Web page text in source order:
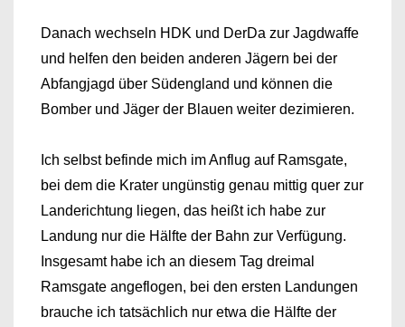
Danach wechseln HDK und DerDa zur Jagdwaffe
und helfen den beiden anderen Jägern bei der
Abfangjagd über Südengland und können die
Bomber und Jäger der Blauen weiter dezimieren.
Ich selbst befinde mich im Anflug auf Ramsgate,
bei dem die Krater ungünstig genau mittig quer zur
Landerichtung liegen, das heißt ich habe zur
Landung nur die Hälfte der Bahn zur Verfügung.
Insgesamt habe ich an diesem Tag dreimal
Ramsgate angeflogen, bei den ersten Landungen
brauche ich tatsächlich nur etwa die Hälfte der